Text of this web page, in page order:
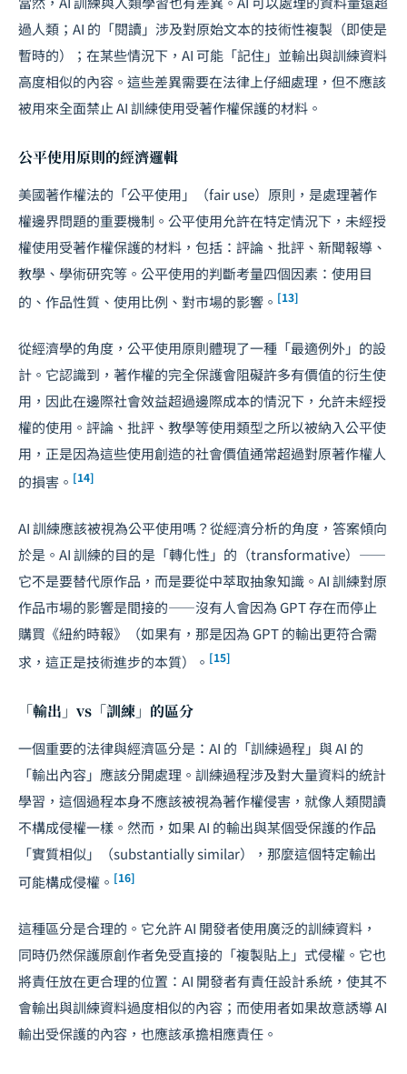
過人類；AI 的「閱讀」涉及對原始文本的技術性複製（即使是
暫時的）；在某些情況下，AI 可能「記住」並輸出與訓練資料
高度相似的內容。這些差異需要在法律上仔細處理，但不應該
被用來全面禁止 AI 訓練使用受著作權保護的材料。
公平使用原則的經濟邏輯
美國著作權法的「公平使用」（fair use）原則，是處理著作
權邊界問題的重要機制。公平使用允許在特定情況下，未經授
權使用受著作權保護的材料，包括：評論、批評、新聞報導、
教學、學術研究等。公平使用的判斷考量四個因素：使用目
的、作品性質、使用比例、對市場的影響。 [13]
從經濟學的角度，公平使用原則體現了一種「最適例外」的設
計。它認識到，著作權的完全保護會阻礙許多有價值的衍生使
用，因此在邊際社會效益超過邊際成本的情況下，允許未經授
權的使用。評論、批評、教學等使用類型之所以被納入公平使
用，正是因為這些使用創造的社會價值通常超過對原著作權人
的損害。 [14]
AI 訓練應該被視為公平使用嗎？從經濟分析的角度，答案傾向
於是。AI 訓練的目的是「轉化性」的（transformative）——
它不是要替代原作品，而是要從中萃取抽象知識。AI 訓練對原
作品市場的影響是間接的——沒有人會因為 GPT 存在而停止
購買《紐約時報》（如果有，那是因為 GPT 的輸出更符合需
求，這正是技術進步的本質）。 [15]
「輸出」vs「訓練」的區分
一個重要的法律與經濟區分是：AI 的「訓練過程」與 AI 的
「輸出內容」應該分開處理。訓練過程涉及對大量資料的統計
學習，這個過程本身不應該被視為著作權侵害，就像人類閱讀
不構成侵權一樣。然而，如果 AI 的輸出與某個受保護的作品
「實質相似」（substantially similar），那麼這個特定輸出
可能構成侵權。 [16]
這種區分是合理的。它允許 AI 開發者使用廣泛的訓練資料，
同時仍然保護原創作者免受直接的「複製貼上」式侵權。它也
將責任放在更合理的位置：AI 開發者有責任設計系統，使其不
會輸出與訓練資料過度相似的內容；而使用者如果故意誘導 AI
輸出受保護的內容，也應該承擔相應責任。